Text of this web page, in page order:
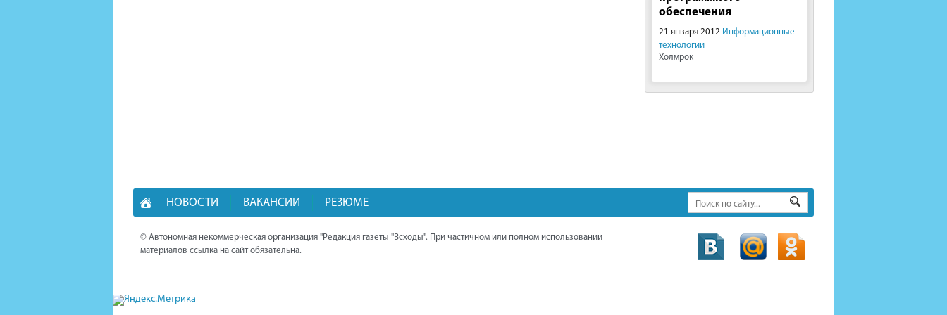
обеспечения
21 января 2012 Информационные
технологии
Холмрок
НОВОСТИ ВАКАНСИИ РЕЗЮМЕ
© Автономная некоммерческая организация "Редакция газеты "Всходы". При частичном или полном использовании
материалов ссылка на сайт обязательна.